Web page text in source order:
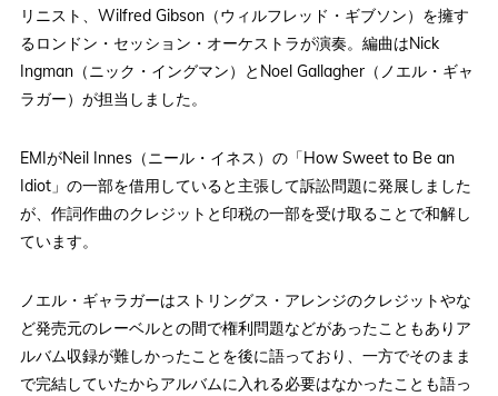
リニスト、Wilfred Gibson（ウィルフレッド・ギブソン）を擁す
るロンドン・セッション・オーケストラが演奏。編曲はNick
Ingman（ニック・イングマン）とNoel Gallagher（ノエル・ギャ
ラガー）が担当しました。
EMIがNeil Innes（ニール・イネス）の「How Sweet to Be an
Idiot」の一部を借用していると主張して訴訟問題に発展しました
が、作詞作曲のクレジットと印税の一部を受け取ることで和解し
ています。
ノエル・ギャラガーはストリングス・アレンジのクレジットやな
ど発売元のレーベルとの間で権利問題などがあったこともありア
ルバム収録が難しかったことを後に語っており、一方でそのまま
で完結していたからアルバムに入れる必要はなかったことも語っ